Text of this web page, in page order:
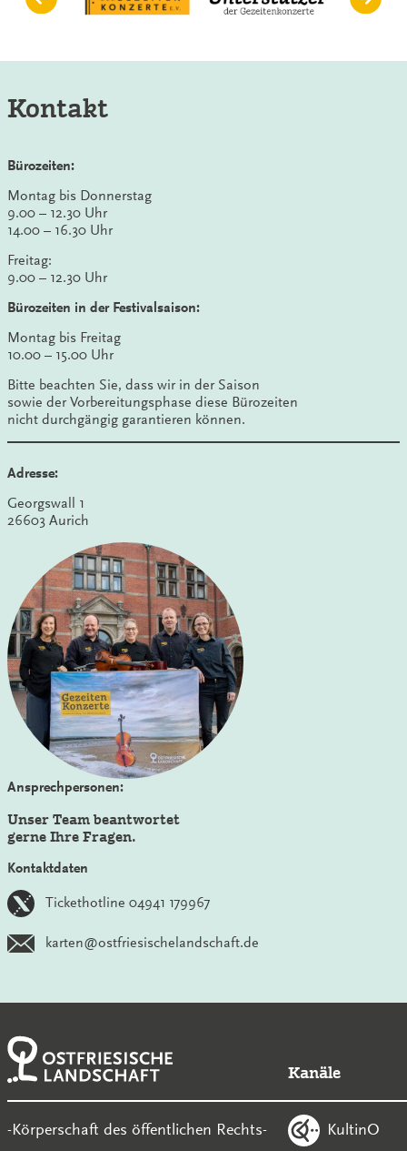
Kontakt
Bürozeiten:
Montag bis Donnerstag
9.00 – 12.30 Uhr
14.00 – 16.30 Uhr
Freitag:
9.00 – 12.30 Uhr
Bürozeiten in der Festivalsaison:
Montag bis Freitag
10.00 – 15.00 Uhr
Bitte beachten Sie, dass wir in der Saison
sowie der Vorbereitungsphase diese Bürozeiten
nicht durchgängig garantieren können.
Adresse:
Georgswall 1
26603 Aurich
Ansprechpersonen:
Unser Team beantwortet
gerne Ihre Fragen.
Kontaktdaten
Tickethotline 04941 179967
karten@ostfriesischelandschaft.de
-Körperschaft des öffentlichen Rechts-
Kanäle
KultinO